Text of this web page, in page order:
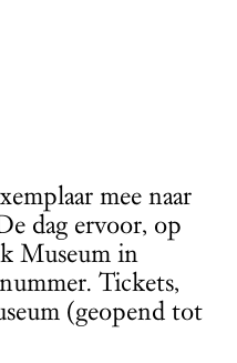
mee naar
dag ervoor, op
Museum in
Tickets,
(geopend tot